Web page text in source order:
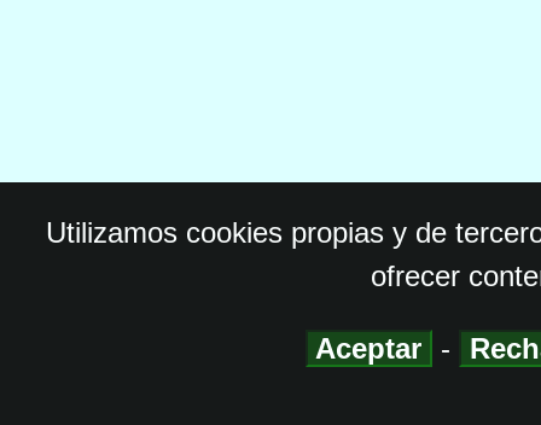
Utilizamos cookies propias y de
ofrecer
Aceptar -